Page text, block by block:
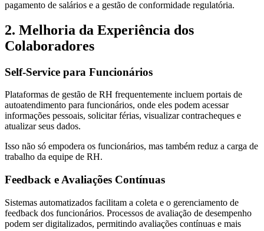
pagamento de salários e a gestão de conformidade regulatória.
2. Melhoria da Experiência dos
Colaboradores
Self-Service para Funcionários
Plataformas de gestão de RH frequentemente incluem portais de
autoatendimento para funcionários, onde eles podem acessar
informações pessoais, solicitar férias, visualizar contracheques e
atualizar seus dados.
Isso não só empodera os funcionários, mas também reduz a carga de
trabalho da equipe de RH.
Feedback e Avaliações Contínuas
Sistemas automatizados facilitam a coleta e o gerenciamento de
feedback dos funcionários. Processos de avaliação de desempenho
podem ser digitalizados, permitindo avaliações contínuas e mais